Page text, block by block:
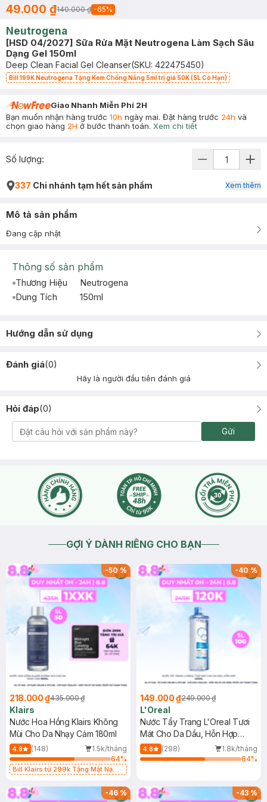
49.000 ₫140.000 ₫ -65%
Neutrogena
[HSD 04/2027] Sữa Rửa Mặt Neutrogena Làm Sạch Sâu
Dạng Gel 150ml
Deep Clean Facial Gel Cleanser(SKU: 422475450)
Bill 199K Neutrogena Tặng Kem Chống Nắng 5ml trị giá 50K (SL Có Hạn)
Giao Nhanh Miễn Phí 2H
Bạn muốn nhận hàng trước 10h ngày mai. Đặt hàng trước 24h và
chọn giao hàng 2H ở bước thanh toán. Xem chi tiết
Số lượng:
337 Chi nhánh tạm hết sản phẩm Xem thêm
Mô tả sản phẩm
Đang cập nhật
Thông số sản phẩm
Thương Hiệu
Neutrogena
Dung Tích
150ml
Hướng dẫn sử dụng
Đánh giá(0)
Hãy là người đầu tiên đánh giá
Hỏi đáp(0)
Gửi
GỢI Ý DÀNH RIÊNG CHO BẠN
-50%
218.000 ₫435.000 ₫
Klairs
Nước Hoa Hồng Klairs Không
Mùi Cho Da Nhạy Cảm 180ml
4.8 (148)
1.5k/tháng
64%
Bill Klairs từ 299k Tặng Mặt Nạ
25ml (SL Có Hạn)
-40%
149.000 ₫249.000 ₫
L'Oreal
Nước Tẩy Trang L'Oreal Tươi
Mát Cho Da Dầu, Hỗn Hợp
400ml
4.8 (298)
1.8k/tháng
64%
-46% -43%